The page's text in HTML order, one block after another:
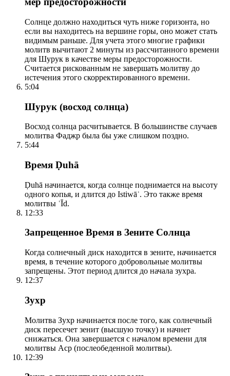
Солнце должно находиться чуть ниже горизонта, но
если вы находитесь на вершине горы, оно может стать
видимым раньше. Для учета этого многие графики
молитв вычитают 2 минуты из рассчитанного времени
для Шурук в качестве меры предосторожности.
Считается рискованным не завершать молитву до
истечения этого скорректированного времени.
5:04
Шурук (восход солнца)
Восход солнца расчитывается. В большинстве случаев
молитва Фаджр была бы уже слишком поздно.
5:44
Время Ḍuhā
Ḍuhā начинается, когда солнце поднимается на высоту
одного копья, и длится до Istiwāʾ. Это также время
молитвы ʿĪd.
12:33
Запрещенное Время в Зените Солнца
Когда солнечный диск находится в зените, начинается
время, в течение которого добровольные молитвы
запрещены. Этот период длится до начала зухра.
12:37
Зухр
Молитва Зухр начинается после того, как солнечный
диск пересечет зенит (высшую точку) и начнет
снижаться. Она завершается с началом времени для
молитвы Аср (послеобеденной молитвы).
12:39